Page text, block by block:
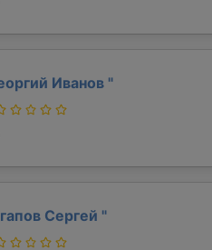
Иванов "
Сергей "